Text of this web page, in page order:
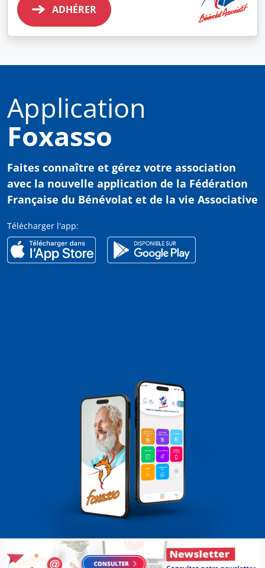
ADHÉRER
Application
Foxasso
Faites connaître et gérez votre association
avec la nouvelle application de la Fédération
Française du Bénévolat et de la vie Associative
Télécharger l'app: